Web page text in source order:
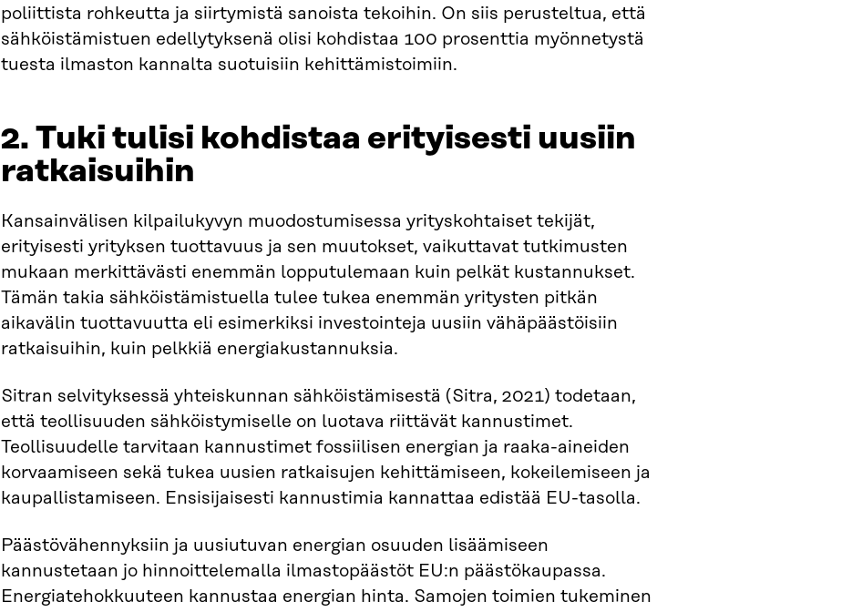
poliittista rohkeutta ja siirtymistä sanoista tekoihin. On siis perusteltua, että
sähköistämistuen edellytyksenä olisi kohdistaa 100 prosenttia myönnetystä
tuesta ilmaston kannalta suotuisiin kehittämistoimiin.
2. Tuki tulisi kohdistaa erityisesti uusiin
ratkaisuihin
Kansainvälisen kilpailukyvyn muodostumisessa yrityskohtaiset tekijät,
erityisesti yrityksen tuottavuus ja sen muutokset, vaikuttavat tutkimusten
mukaan merkittävästi enemmän lopputulemaan kuin pelkät kustannukset.
Tämän takia sähköistämistuella tulee tukea enemmän yritysten pitkän
aikavälin tuottavuutta eli esimerkiksi investointeja uusiin vähäpäästöisiin
ratkaisuihin, kuin pelkkiä energiakustannuksia.
Sitran selvityksessä yhteiskunnan sähköistämisestä (Sitra, 2021) todetaan,
että teollisuuden sähköistymiselle on luotava riittävät kannustimet.
Teollisuudelle tarvitaan kannustimet fossiilisen energian ja raaka-aineiden
korvaamiseen sekä tukea uusien ratkaisujen kehittämiseen, kokeilemiseen ja
kaupallistamiseen. Ensisijaisesti kannustimia kannattaa edistää EU-tasolla.
Päästövähennyksiin ja uusiutuvan energian osuuden lisäämiseen
kannustetaan jo hinnoittelemalla ilmastopäästöt EU:n päästökaupassa.
Energiatehokkuuteen kannustaa energian hinta. Samojen toimien tukeminen